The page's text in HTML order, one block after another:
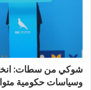
شوكي من سطات:
وسياسات حكومية